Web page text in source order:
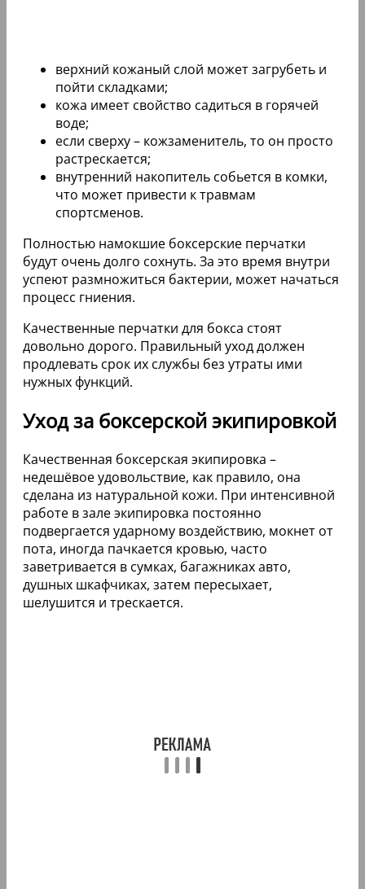
верхний кожаный слой может загрубеть и
пойти складками;
кожа имеет свойство садиться в горячей
воде;
если сверху – кожзаменитель, то он просто
растрескается;
внутренний накопитель собьется в комки,
что может привести к травмам
спортсменов.
Полностью намокшие боксерские перчатки
будут очень долго сохнуть. За это время внутри
успеют размножиться бактерии, может начаться
процесс гниения.
Качественные перчатки для бокса стоят
довольно дорого. Правильный уход должен
продлевать срок их службы без утраты ими
нужных функций.
Уход за боксерской экипировкой
Качественная боксерская экипировка –
недешёвое удовольствие, как правило, она
сделана из натуральной кожи. При интенсивной
работе в зале экипировка постоянно
подвергается ударному воздействию, мокнет от
пота, иногда пачкается кровью, часто
заветривается в сумках, багажниках авто,
душных шкафчиках, затем пересыхает,
шелушится и трескается.